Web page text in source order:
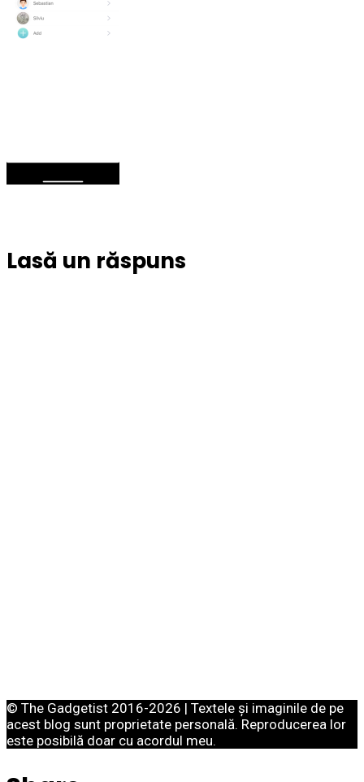
Lasă un răspuns
© The Gadgetist 2016-2026 | Textele și imaginile de pe
acest blog sunt proprietate personală. Reproducerea lor
este posibilă doar cu acordul meu.